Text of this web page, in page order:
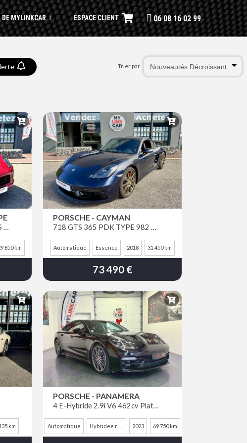
+
DE MYLINKCAR ESPACE CLIENT 06 08 16 02 99
Trier par
GTS 4.0i V8 460 cv Tiptronic S Approved Mars 2027
850 km
PORSCHE - CAYMAN
718 GTS 365 PDK TYPE 982 COUPE
Automatique Essence 2018 31 450 km
73 490 €
km
PORSCHE - PANAMERA
4 E-Hybride 2.9i V6 462cv Platinum Edition
Automatique 2023 69 750 km